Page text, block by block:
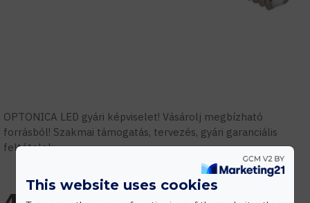
OPTONICA LED gyári képviselet! Vásárolj megbízható
forrásból! Szakmai támogatás, tervezés, gyári garanciális
feltételek.
This website uses cookies